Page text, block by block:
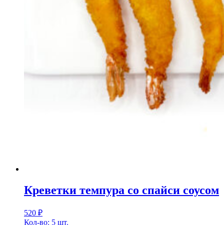
Креветки темпура со спайси соусом
520 ₽
Кол-во: 5 шт.